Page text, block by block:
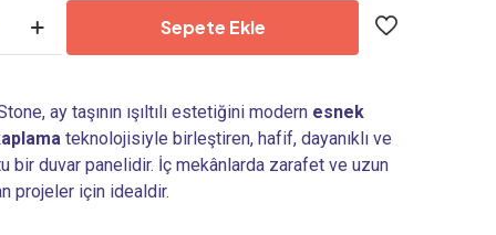
Sepete Ekle
ay taşının ışıltılı estetiğini modern esnek
teknolojisiyle birleştiren, hafif, dayanıklı ve
bir duvar panelidir. İç mekânlarda zarafet ve uzun
projeler için idealdir.